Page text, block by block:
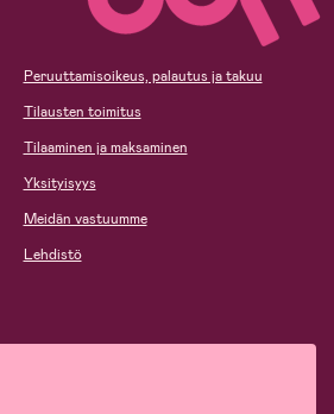
Peruuttamisoikeus, palautus ja takuu
Tilausten toimitus
Tilaaminen ja maksaminen
Yksityisyys
Meidän vastuumme
Lehdistö